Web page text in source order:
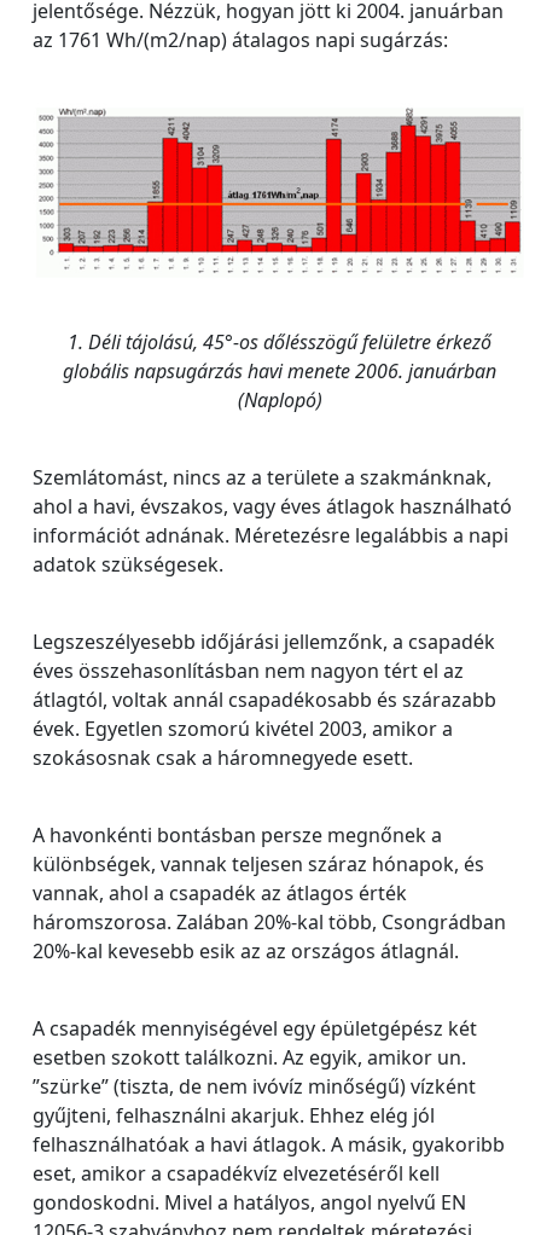
jelentősége. Nézzük, hogyan jött ki 2004. januárban
az 1761 Wh/(m2/nap) átalagos napi sugárzás:
1. Déli tájolású, 45°-os dőlésszögű felületre érkező
globális napsugárzás havi menete 2006. januárban
(Naplopó)
Szemlátomást, nincs az a területe a szakmánknak,
ahol a havi, évszakos, vagy éves átlagok használható
információt adnának. Méretezésre legalábbis a napi
adatok szükségesek.
Legszeszélyesebb időjárási jellemzőnk, a csapadék
éves összehasonlításban nem nagyon tért el az
átlagtól, voltak annál csapadékosabb és szárazabb
évek. Egyetlen szomorú kivétel 2003, amikor a
szokásosnak csak a háromnegyede esett.
A havonkénti bontásban persze megnőnek a
különbségek, vannak teljesen száraz hónapok, és
vannak, ahol a csapadék az átlagos érték
háromszorosa. Zalában 20%-kal több, Csongrádban
20%-kal kevesebb esik az az országos átlagnál.
A csapadék mennyiségével egy épületgépész két
esetben szokott találkozni. Az egyik, amikor un.
”szürke” (tiszta, de nem ivóvíz minőségű) vízként
gyűjteni, felhasználni akarjuk. Ehhez elég jól
felhasználhatóak a havi átlagok. A másik, gyakoribb
eset, amikor a csapadékvíz elvezetéséről kell
gondoskodni. Mivel a hatályos, angol nyelvű EN